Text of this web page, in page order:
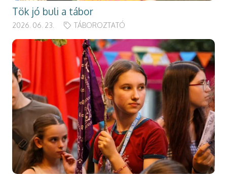
Tök jó buli a tábor
2026. 06. 23. TÁBOROZTATÓ